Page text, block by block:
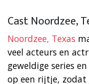
Cast Noordzee,
Noordzee, Texas
veel acteurs en
geweldige series
op een rijtje,